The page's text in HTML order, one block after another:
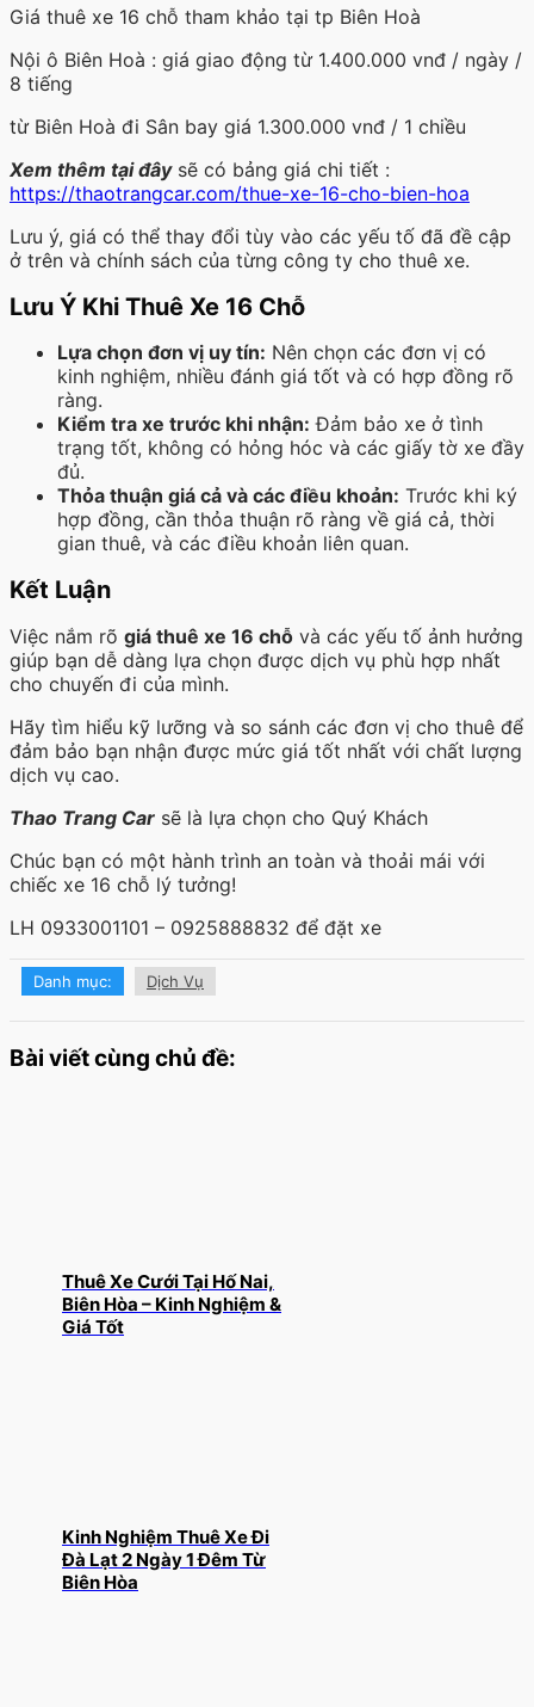
Giá thuê xe 16 chỗ tham khảo tại tp Biên Hoà
Nội ô Biên Hoà : giá giao động từ 1.400.000 vnđ / ngày /
8 tiếng
từ Biên Hoà đi Sân bay giá 1.300.000 vnđ / 1 chiều
Xem thêm tại đâysẽ có bảng giá chi tiết :
https://thaotrangcar.com/thue-xe-16-cho-bien-hoa
Lưu ý, giá có thể thay đổi tùy vào các yếu tố đã đề cập
ở trên và chính sách của từng công ty cho thuê xe.
Lưu Ý Khi Thuê Xe 16 Chỗ
Lựa chọn đơn vị uy tín: Nên chọn các đơn vị có
kinh nghiệm, nhiều đánh giá tốt và có hợp đồng rõ
ràng.
Kiểm tra xe trước khi nhận: Đảm bảo xe ở tình
trạng tốt, không có hỏng hóc và các giấy tờ xe đầy
đủ.
Thỏa thuận giá cả và các điều khoản: Trước khi ký
hợp đồng, cần thỏa thuận rõ ràng về giá cả, thời
gian thuê, và các điều khoản liên quan.
Kết Luận
Việc nắm rõ giá thuê xe 16 chỗ và các yếu tố ảnh hưởng
giúp bạn dễ dàng lựa chọn được dịch vụ phù hợp nhất
cho chuyến đi của mình.
Hãy tìm hiểu kỹ lưỡng và so sánh các đơn vị cho thuê để
đảm bảo bạn nhận được mức giá tốt nhất với chất lượng
dịch vụ cao.
Thao Trang Car sẽ là lựa chọn cho Quý Khách
Chúc bạn có một hành trình an toàn và thoải mái với
chiếc xe 16 chỗ lý tưởng!
LH 0933001101 – 0925888832 để đặt xe
Danh mục: Dịch Vụ
Bài viết cùng chủ đề:
Thuê Xe Cưới Tại Hố Nai,
Biên Hòa – Kinh Nghiệm &
Giá Tốt
Kinh Nghiệm Thuê Xe Đi
Đà Lạt 2 Ngày 1 Đêm Từ
Biên Hòa